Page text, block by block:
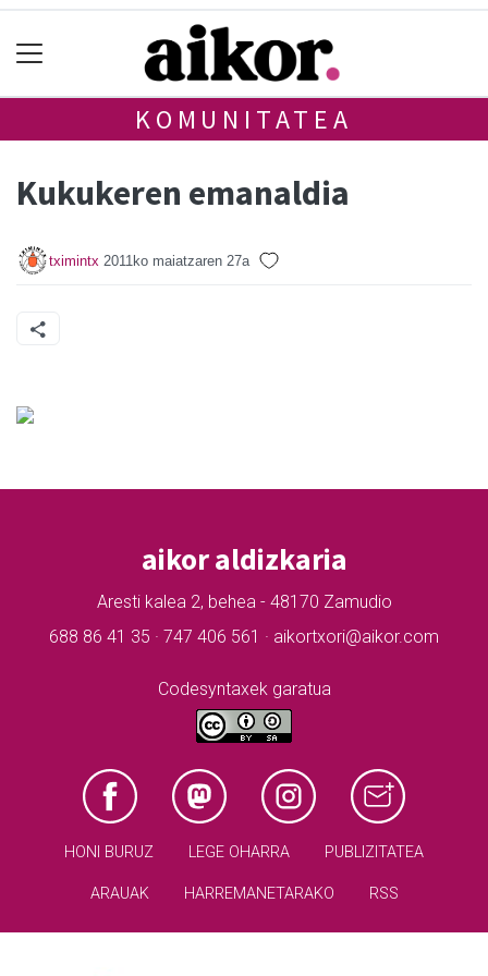
KOMUNITATEA
Kukukeren emanaldia
tximintx 2011ko maiatzaren 27a
aikor aldizkaria
Aresti kalea 2, behea - 48170 Zamudio
688 86 41 35 · 747 406 561 · aikortxori@aikor.com
Codesyntaxek garatua
HONI BURUZ LEGE OHARRA PUBLIZITATEA
ARAUAK HARREMANETARAKO RSS